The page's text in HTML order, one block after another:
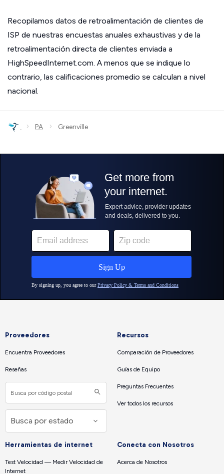
Recopilamos datos de retroalimentación de clientes de
ISP de nuestras encuestas anuales exhaustivas y de la
retroalimentación directa de clientes enviada a
HighSpeedInternet.com. A menos que se indique lo
contrario, las calificaciones promedio se calculan a nivel
nacional.
› PA › Greenville
Proveedores
Encuentra Proveedores
Reseñas
Recursos
Comparación de Proveedores
Guías de Equipo
Preguntas Frecuentes
Ver todos los recursos
Herramientas de internet
Test Velocidad — Medir Velocidad de
Internet
Conecta con Nosotros
Acerca de Nosotros